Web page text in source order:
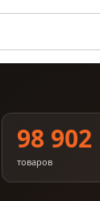
98 902
товаров